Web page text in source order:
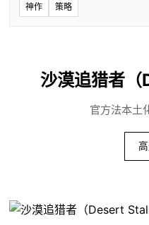
神作 策略
沙漠追猎者（
官方法本土